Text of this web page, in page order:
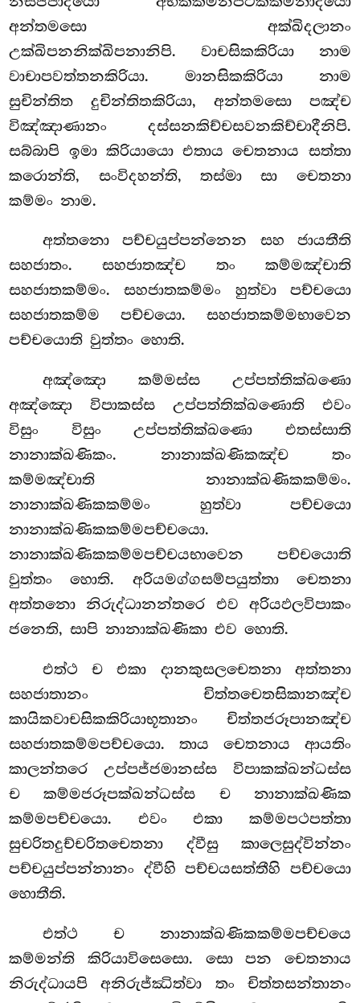
අන්තමසො අක්ඛිදලානං
උක්ඛිපනනික්ඛිපනානිපි. වාචසිකකිරියා නාම
වාචාපවත්තනකිරියා. මානසිකකිරියා නාම
සුචින්තිත දුචින්තිතකිරියා, අන්තමසො පඤ්ච
විඤ්ඤාණානං දස්සනකිච්චසවනකිච්චාදීනිපි.
සබ්බාපි ඉමා කිරියායො එතාය චෙතනාය සත්තා
කරොන්ති, සංවිදහන්ති, තස්මා සා චෙතනා
කම්මං නාම.
අත්තනො පච්චයුප්පන්නෙන සහ ජායතීති
සහජාතං. සහජාතඤ්ච තං කම්මඤ්චාති
සහජාතකම්මං. සහජාතකම්මං හුත්වා පච්චයො
සහජාතකම්ම පච්චයො. සහජාතකම්මභාවෙන
පච්චයොති වුත්තං හොති.
අඤ්ඤො කම්මස්ස උප්පත්තික්ඛණො
අඤ්ඤො විපාකස්ස උප්පත්තික්ඛණොති එවං
විසුං විසුං උප්පත්තික්ඛණො එතස්සාති
නානාක්ඛණිකං. නානාක්ඛණිකඤ්ච තං
කම්මඤ්චාති නානාක්ඛණිකකම්මං.
නානාක්ඛණිකකම්මං හුත්වා පච්චයො
නානාක්ඛණිකකම්මපච්චයො.
නානාක්ඛණිකකම්මපච්චයභාවෙන පච්චයොති
වුත්තං හොති. අරියමග්ගසම්පයුත්තා චෙතනා
අත්තනො නිරුද්ධානන්තරෙ එව අරියඵලවිපාකං
ජනෙති, සාපි නානාක්ඛණිකා එව හොති.
එත්ථ ච එකා දානකුසලචෙතනා අත්තනා
සහජාතානං චිත්තචෙතසිකානඤ්ච
කායිකවාචසිකකිරියාභූතානං චිත්තජරූපානඤ්ච
සහජාතකම්මපච්චයො. තාය චෙතනාය ආයතිං
කාලන්තරෙ උප්පජ්ජමානස්ස විපාකක්ඛන්ධස්ස
ච කම්මජරූපක්ඛන්ධස්ස ච නානාක්ඛණික
කම්මපච්චයො. එවං එකා කම්මපථපත්තා
සුචරිතදුච්චරිතචෙතනා ද්වීසු කාලෙසුද්වින්නං
පච්චයුප්පන්නානං ද්වීහි පච්චයසත්තීහි පච්චයො
හොතීති.
එත්ථ ච නානාක්ඛණිකකම්මපච්චයෙ
කම්මන්ති කිරියාවිසෙසො. සො පන චෙතනාය
නිරුද්ධායපි අනිරුජ්ඣිත්වා තං චිත්තසන්තානං